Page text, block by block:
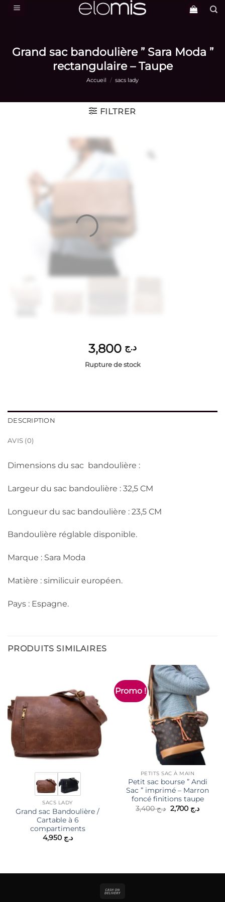
Passer
Grand sac bandoulière ” Sara Moda ”
rectangulaire – Taupe
Accueil / sacs lady
FILTRER
د.ج
Rupture de stock
DESCRIPTION
AVIS (0)
Dimensions du sac bandoulière :
Largeur du sac bandoulière : 32,5 CM
Longueur du sac bandoulière : 23,5 CM
Bandoulière réglable disponible.
Marque : Sara Moda
Matière : similicuir européen.
Pays : Espagne.
PRODUITS SIMILAIRES
SACS LADY
Grand sac Bandoulière /
Cartable à 6
compartiments
د.ج 4,950
Promo !
PETITS SAC À MAIN
Petit sac bourse ” Andi
Sac ” imprimé – Marron
foncé finitions taupe
د.ج3,400
Le
prix
د.ج 2,700
Le